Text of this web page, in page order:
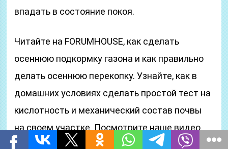
впадать в состояние покоя.
Читайте на FORUMHOUSE, как сделать
осеннюю подкормку газона и как правильно
делать осеннюю перекопку. Узнайте, как в
домашних условиях сделать простой тест на
кислотность и механический состав почвы
на своем участке. Посмотрите наше видео,
которое поможет вам определиться с видом